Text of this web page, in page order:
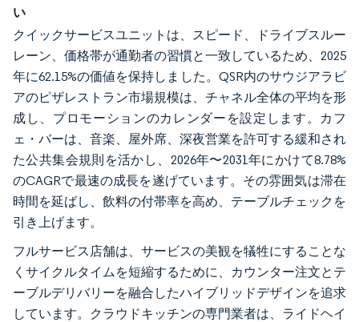
い
クイックサービスユニットは、スピード、ドライブスルー
レーン、価格帯が通勤者の習慣と一致しているため、2025
年に62.15%の価値を保持しました。QSR内のサウジアラビ
アのピザレストラン市場規模は、チャネル全体の平均を形
成し、プロモーションのカレンダーを設定します。カフ
ェ・バーは、音楽、屋外席、深夜営業を許可する緩和され
た公共集会規則を活かし、2026年〜2031年にかけて8.78%
のCAGRで最速の成長を遂げています。その雰囲気は滞在
時間を延ばし、飲料の付帯率を高め、テーブルチェックを
引き上げます。
フルサービス店舗は、サービスの美観を犠牲にすることな
くサイクルタイムを短縮するために、カウンター注文とテ
ーブルデリバリーを融合したハイブリッドデザインを追求
しています。クラウドキッチンの専門業者は、ライドヘイ